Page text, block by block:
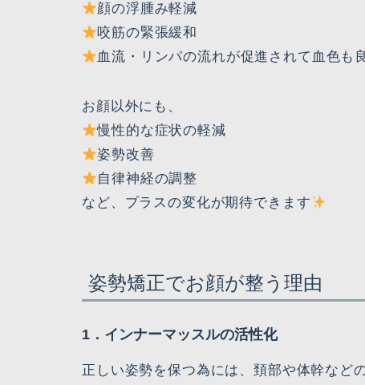
顔の浮腫み軽減
咬筋の緊張緩和
血流・リンパの流れが促進されて血色も
お顔以外にも、
慢性的な症状の軽減
姿勢改善
自律神経の調整
など、プラスの変化が期待できます
姿勢矯正でお顔が整う理由
1．インナーマッスルの活性化
正しい姿勢を保つ為には、頚部や体幹など